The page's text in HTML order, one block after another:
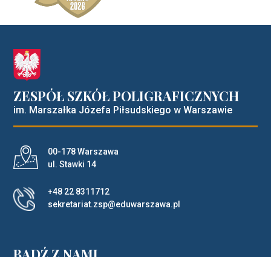
ZESPÓŁ SZKÓŁ POLIGRAFICZNYCH
im. Marszałka Józefa Piłsudskiego w Warszawie
Adres pocztowy:
00-178 Warszawa
ul. Stawki 14
+48 22 8311712
sekretariat.zsp@eduwarszawa.pl